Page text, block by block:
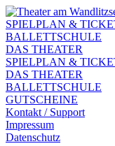
SPIELPLAN &
BALLETTSCHULE
DAS THEATER
SPIELPLAN &
DAS THEATER
BALLETTSCHULE
GUTSCHEINE
Kontakt / Support
Impressum
Datenschutz